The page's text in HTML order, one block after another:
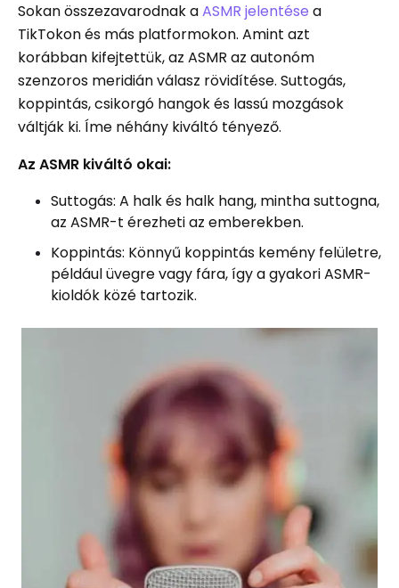
Sokan összezavarodnak aASMR jelentése a
TikTokon és más platformokon. Amint azt
korábban kifejtettük, az ASMR az autonóm
szenzoros meridián válasz rövidítése. Suttogás,
koppintás, csikorgó hangok és lassú mozgások
váltják ki. Íme néhány kiváltó tényező.
Az ASMR kiváltó okai:
Suttogás: A halk és halk hang, mintha suttogna,
az ASMR-t érezheti az emberekben.
Koppintás: Könnyű koppintás kemény felületre,
például üvegre vagy fára, így a gyakori ASMR-
kioldók közé tartozik.